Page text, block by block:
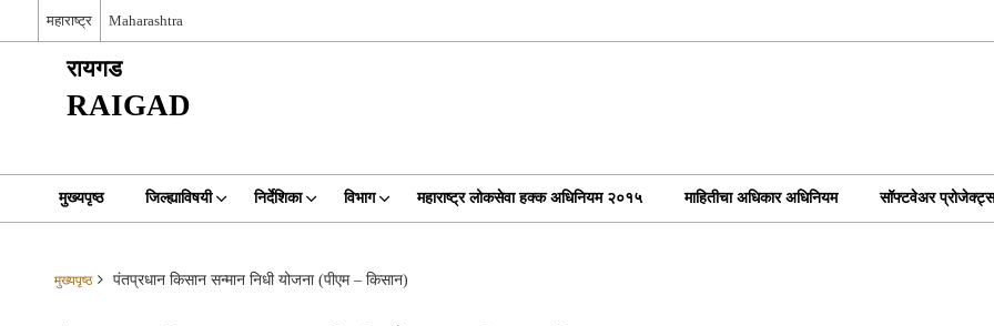
महाराष्ट्र Maharashtra
रायगड
RAIGAD
मुख्यपृष्ठ जिल्ह्याविषयी निर्देशिका विभाग महाराष्ट्र लोकसेवा हक्क अधिनियम २०१५ माहितीचा अधिकार अधिनियम सॉफ्टवेअर प्रोजेक्ट्स
मुख्यपृष्ठ पंतप्रधान किसान सन्मान निधी योजना (पीएम – किसान)